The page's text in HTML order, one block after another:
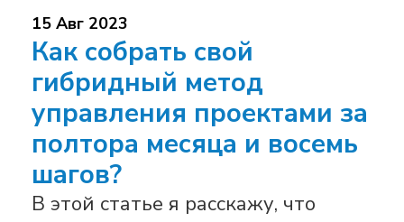
15 Авг 2023
Как собрать свой
гибридный метод
управления проектами за
полтора месяца и восемь
шагов?
В этой статье я расскажу, что